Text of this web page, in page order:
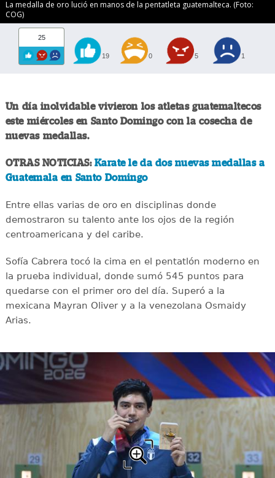
La medalla de oro lució en manos de la pentatleta guatemalteca. (Foto:
COG)
25
19 0 5 1
Un día inolvidable vivieron los atletas guatemaltecos
este miércoles en Santo Domingo con la cosecha de
nuevas medallas.
OTRAS NOTICIAS: Karate le da dos nuevas medallas a
Guatemala en Santo Domingo
Entre ellas varias de oro en disciplinas donde
demostraron su talento ante los ojos de la región
centroamericana y del caribe.
Sofía Cabrera tocó la cima en el pentatlón moderno en
la prueba individual, donde sumó 545 puntos para
quedarse con el primer oro del día. Superó a la
mexicana Mayran Oliver y a la venezolana Osmaidy
Arias.